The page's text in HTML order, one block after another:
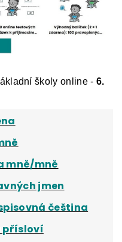
školy online - 6.
mně/mně
jmen
čeština
přísloví